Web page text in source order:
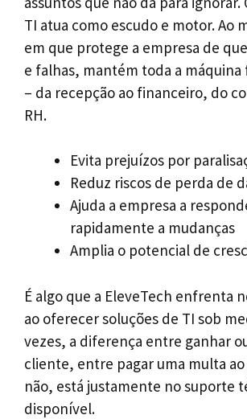
TI atua como escudo e motor. Ao
em que protege a empresa de
e falhas, mantém toda a
– da recepção ao financeiro, do
RH.
Evita prejuízos por
Reduz riscos de perda de
Ajuda a empresa a
rapidamente a mudanças
Amplia o potencial de
É algo que a EleveTech enfrenta
ao oferecer soluções de TI sob
vezes, a diferença entre ganhar
cliente, entre pagar uma multa
não, está justamente no suporte
disponível.